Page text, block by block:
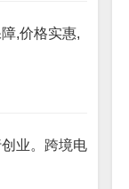
,价格实惠,
业。跨境电